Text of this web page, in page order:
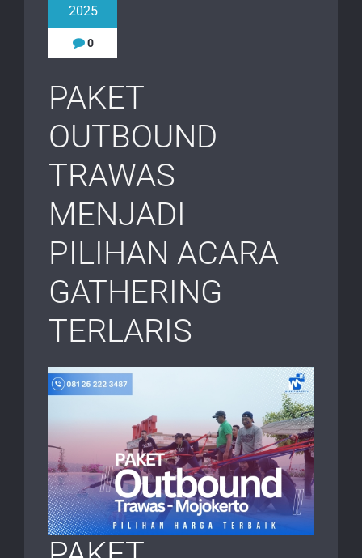
2025
0
PAKET
OUTBOUND
TRAWAS
MENJADI
PILIHAN ACARA
GATHERING
TERLARIS